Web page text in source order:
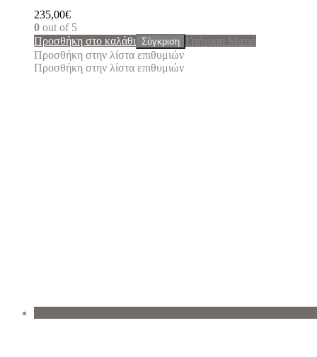
235,00€
0 out of 5
Προσθήκη στο καλάθι Σύγκριση
Γρήγορη Ματιά
Προσθήκη στην λίστα επιθυμιών
Προσθήκη στην λίστα επιθυμιών